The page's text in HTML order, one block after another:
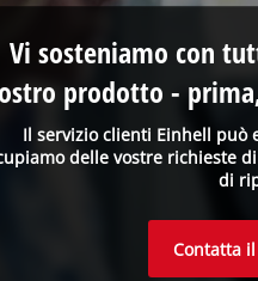
Il servizio clienti Einhell può
delle vostre richieste
di
Vi sosteniamo con
prodotto -
Contatta